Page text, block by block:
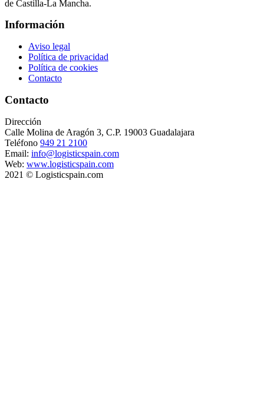
de Castilla-La Mancha.
Información
Aviso legal
Política de privacidad
Política de cookies
Contacto
Contacto
Dirección
Calle Molina de Aragón 3, C.P. 19003 Guadalajara
Teléfono 949 21 2100
Email: info@logisticspain.com
Web: www.logisticspain.com
2021 © Logisticspain.com